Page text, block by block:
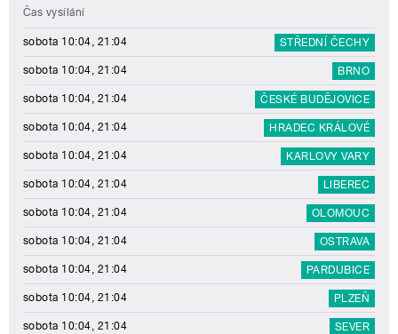
Čas vysílání
sobota 10:04, 21:04 STŘEDNÍ ČECHY
sobota 10:04, 21:04 BRNO
sobota 10:04, 21:04 ČESKÉ BUDĚJOVICE
sobota 10:04, 21:04 HRADEC KRÁLOVÉ
sobota 10:04, 21:04 KARLOVY VARY
sobota 10:04, 21:04 LIBEREC
sobota 10:04, 21:04 OLOMOUC
sobota 10:04, 21:04 OSTRAVA
sobota 10:04, 21:04 PARDUBICE
sobota 10:04, 21:04 PLZEŇ
sobota 10:04, 21:04 SEVER